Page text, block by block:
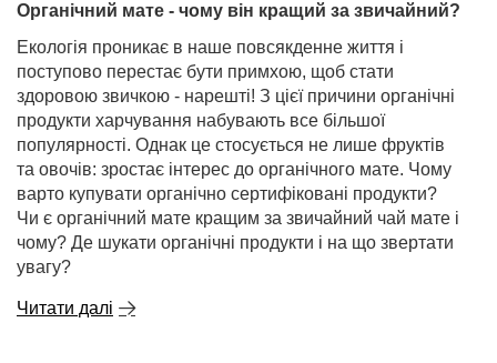
Органічний мате - чому він кращий за звичайний?
Екологія проникає в наше повсякденне життя і
поступово перестає бути примхою, щоб стати
здоровою звичкою - нарешті! З цієї причини органічні
продукти харчування набувають все більшої
популярності. Однак це стосується не лише фруктів
та овочів: зростає інтерес до органічного мате. Чому
варто купувати органічно сертифіковані продукти?
Чи є органічний мате кращим за звичайний чай мате і
чому? Де шукати органічні продукти і на що звертати
увагу?
Читати далі